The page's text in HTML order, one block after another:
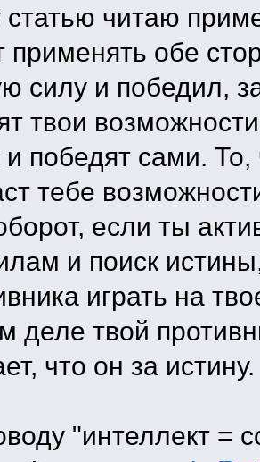
статью читаю
применять обе
силу и победил,
твои
победят сами. То,
тебе
если ты
и поиск
играть на
деле твой
что он за истину.
"интеллект =